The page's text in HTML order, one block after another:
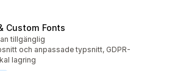
Custom Fonts
tillgänglig
och anpassade typsnitt, GDPR-
lagring